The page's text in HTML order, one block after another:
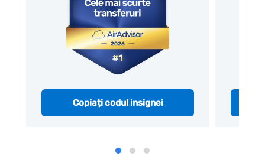
Copiați codul insignei